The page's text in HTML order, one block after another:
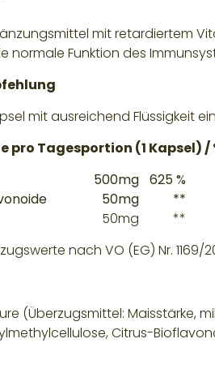
mit retardiertem
normale Funktion des
mit ausreichend Flüssigkeit
Tagesportion (1 Kapsel) /
500mg 625 %
50mg
**
50mg
**
nach VO (EG) Nr. 1169/
(Überzugsmittel: Maisstärke,
Citrus-